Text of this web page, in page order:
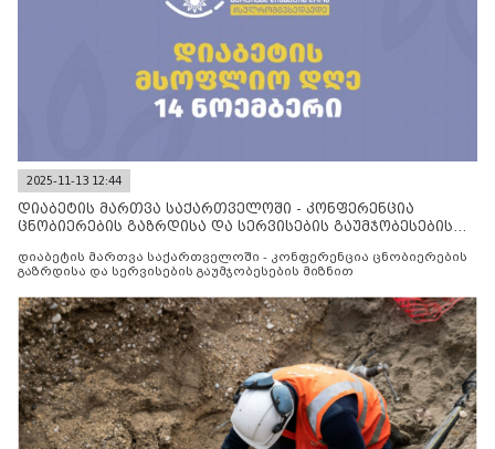
2025-11-13 12:44
დიაბეტის მართვა საქართველოში - კონფერენცია
ცნობიერების გაზრდისა და სერვისების გაუმჯობესების
დიაბეტის მართვა საქართველოში - კონფერენცია ცნობიერების
გაზრდისა და სერვისების გაუმჯობესების მიზნით